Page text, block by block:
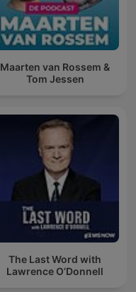
Maarten van Rossem &
Tom Jessen
The Last Word with
Lawrence O’Donnell